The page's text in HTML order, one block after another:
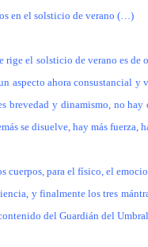
en el solsticio de verano (…)
el solsticio de verano es de
aspecto ahora consustancial y
brevedad y dinamismo, no
se disuelve, hay más fuerza,
cuerpos, para el físico, el
y finalmente los tres
del Guardián del